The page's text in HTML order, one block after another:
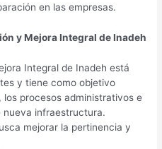
en las empresas.
y Mejora Integral de Inadeh
Integral de Inadeh está
y tiene como objetivo
procesos administrativos e
nueva infraestructura.
mejorar la pertinencia y